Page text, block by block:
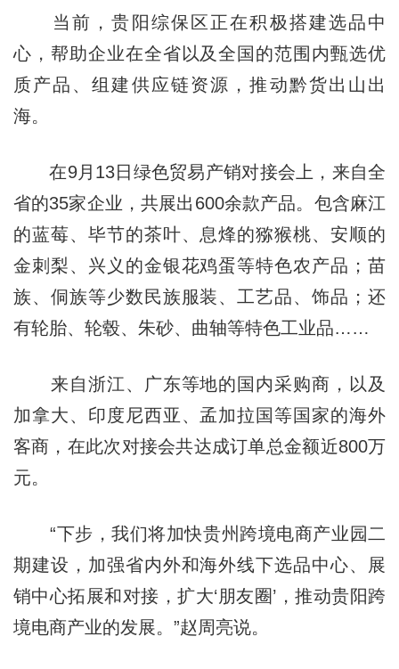
当前，贵阳综保区正在积极搭建选品中
心，帮助企业在全省以及全国的范围内甄选优
质产品、组建供应链资源，推动黔货出山出
海。
在9月13日绿色贸易产销对接会上，来自全
省的35家企业，共展出600余款产品。包含麻江
的蓝莓、毕节的茶叶、息烽的猕猴桃、安顺的
金刺梨、兴义的金银花鸡蛋等特色农产品；苗
族、侗族等少数民族服装、工艺品、饰品；还
有轮胎、轮毂、朱砂、曲轴等特色工业品……
来自浙江、广东等地的国内采购商，以及
加拿大、印度尼西亚、孟加拉国等国家的海外
客商，在此次对接会共达成订单总金额近800万
元。
“下步，我们将加快贵州跨境电商产业园二
期建设，加强省内外和海外线下选品中心、展
销中心拓展和对接，扩大‘朋友圈’，推动贵阳跨
境电商产业的发展。”赵周亮说。